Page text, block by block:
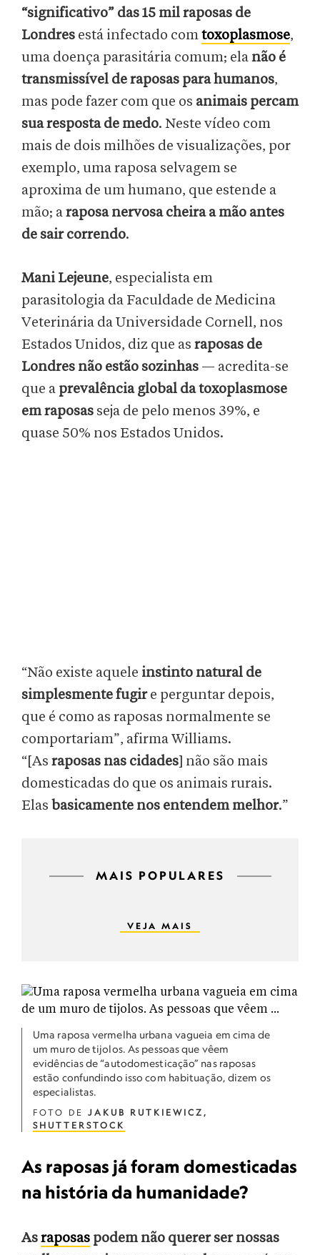
“significativo” das 15 mil raposas de
Londres está infectado comtoxoplasmose,
uma doença parasitária comum; ela não é
transmissível de raposas para humanos,
mas pode fazer com que os animais percam
sua resposta de medo. Neste vídeo com
mais de dois milhões de visualizações, por
exemplo, uma raposa selvagem se
aproxima de um humano, que estende a
mão; araposa nervosa cheira a mão antes
de sair correndo.
Mani Lejeune, especialista em
parasitologia da Faculdade de Medicina
Veterinária da Universidade Cornell, nos
Estados Unidos, diz que as raposas de
Londres não estão sozinhas — acredita-se
que a prevalência global da toxoplasmose
em raposas seja de pelo menos 39%, e
quase 50% nos Estados Unidos.
“Não existe aquele instinto natural de
simplesmente fugire perguntar depois,
que é como as raposas normalmente se
comportariam”, afirma Williams.
“[As raposas nas cidades] não são mais
domesticadas do que os animais rurais.
Elas basicamente nos entendem melhor.”
MAIS POPULARES
VEJA MAIS
Uma raposa vermelha urbana vagueia em cima de
um muro de tijolos. As pessoas que vêem
evidências de “autodomesticação” nas raposas
estão confundindo isso com habituação, dizem os
especialistas.
FOTO DE JAKUB RUTKIEWICZ,
SHUTTERSTOCK
As raposas já foram domesticadas
na história da humanidade?
Asraposas podem não querer ser nossas